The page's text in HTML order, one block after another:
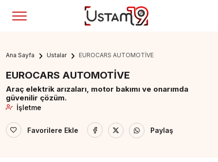
Ana Sayfa Ustalar EUROCARS AUTOMOTİVE
EUROCARS AUTOMOTİVE
Araç elektrik arızaları, motor bakımı ve onarımda
güvenilir çözüm.
İşletme
Favorilere Ekle Paylaş